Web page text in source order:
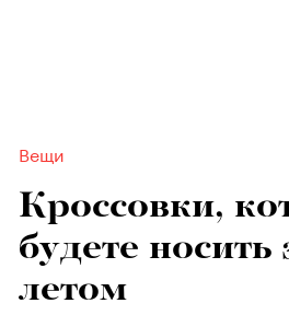
Вещи
Кроссовки,
будете носить
летом